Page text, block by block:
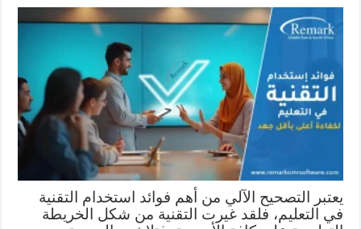
يعتبر التصحيح الآلي من أهم فوائد استخدام التقنية
في التعليم، فلقد غيرت التقنية من شكل الخريطة